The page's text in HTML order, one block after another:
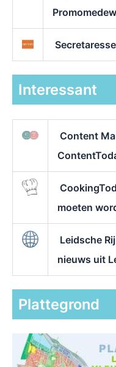
Interessant
Content
moeten
Leidsche
nieuws uit
Plattegrond